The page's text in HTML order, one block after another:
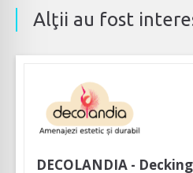
Alţii au fost
DECOLANDIA -